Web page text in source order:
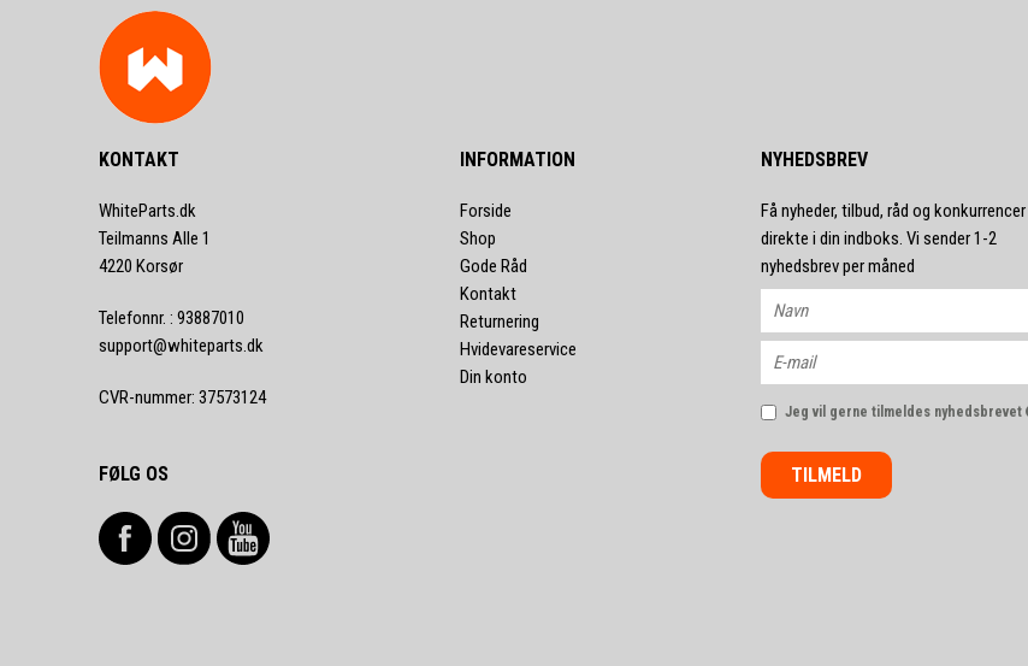
KONTAKT
WhiteParts.dk
Teilmanns Alle 1
4220 Korsør
Telefonnr. : 93887010
support@whiteparts.dk
CVR-nummer: 37573124
FØLG OS
INFORMATION
Forside
Shop
Gode Råd
Kontakt
Returnering
Hvidevareservice
Din konto
NYHEDSBREV
Få nyheder, tilbud, råd og konkurrencer
direkte i din indboks. Vi sender 1-2
nyhedsbrev per måned
Jeg vil gerne tilmeldes nyhedsbrevet
TILMELD